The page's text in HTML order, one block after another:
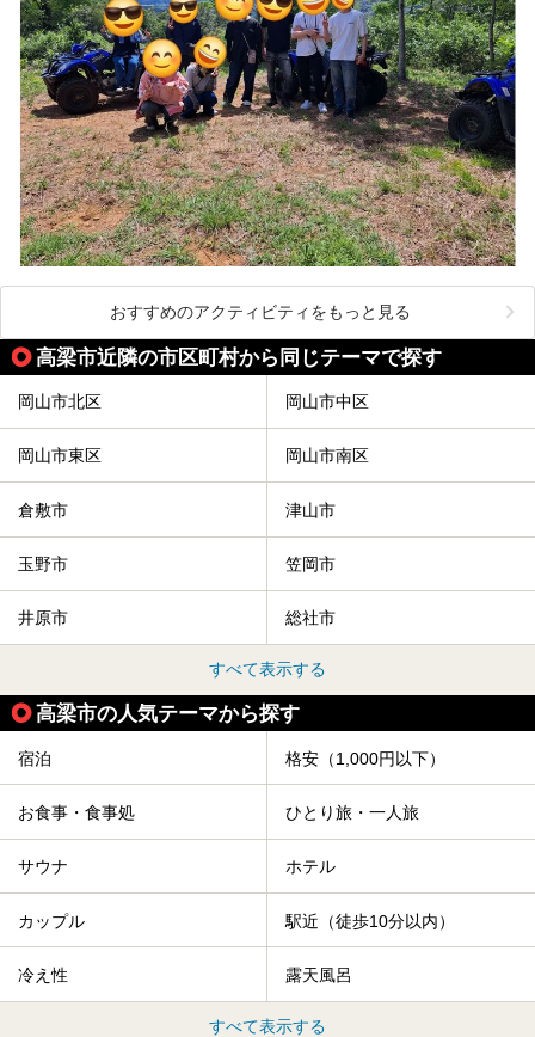
おすすめのアクティビティをもっと見る
高梁市近隣の市区町村から同じテーマで探す
岡山市北区 岡山市中区
岡山市東区 岡山市南区
倉敷市 津山市
玉野市 笠岡市
井原市 総社市
すべて表示する
高梁市の人気テーマから探す
宿泊 格安（1,000円以下）
お食事・食事処 ひとり旅・一人旅
サウナ ホテル
カップル 駅近（徒歩10分以内）
冷え性 露天風呂
すべて表示する